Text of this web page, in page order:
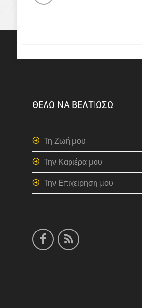
ΘΕΛΩ ΝΑ ΒΕΛΤΙΩΣΩ
Τη Ζωή μου
Την Καριέρα μου
Την Επιχείρηση μου